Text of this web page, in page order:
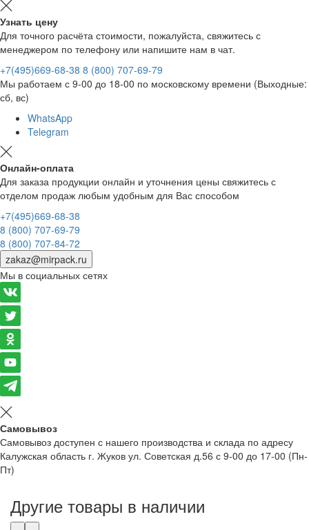
Узнать цену
Для точного расчёта стоимости, пожалуйста, свяжитесь с
менеджером по телефону или напишите нам в чат.
+7(495)669-68-38 8 (800) 707-69-79
Мы работаем с 9-00 до 18-00 по московскому времени (Выходные:
сб, вс)
WhatsApp
Telegram
Онлайн-оплата
Для заказа продукции онлайн и уточнения цены свяжитесь с
отделом продаж любым удобным для Вас способом
+7(495)669-68-38
8 (800) 707-69-79
8 (800) 707-84-72
zakaz@mirpack.ru
Мы в социальных сетях
Самовывоз
Самовывоз доступен с нашего производства и склада по адресу
Калужская область г. Жуков ул. Советская д.56 с 9-00 до 17-00 (Пн-
Пт)
Другие товары в наличии